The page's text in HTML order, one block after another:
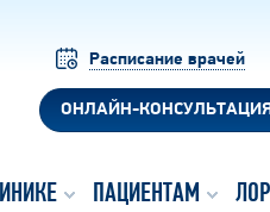
Расписание врачей
ОНЛАЙН-
ПАЦИЕНТАМ